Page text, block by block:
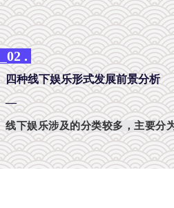
02 .
四种线下娱乐形式发展前景分析
—
线下娱乐涉及的分类较多，主要分